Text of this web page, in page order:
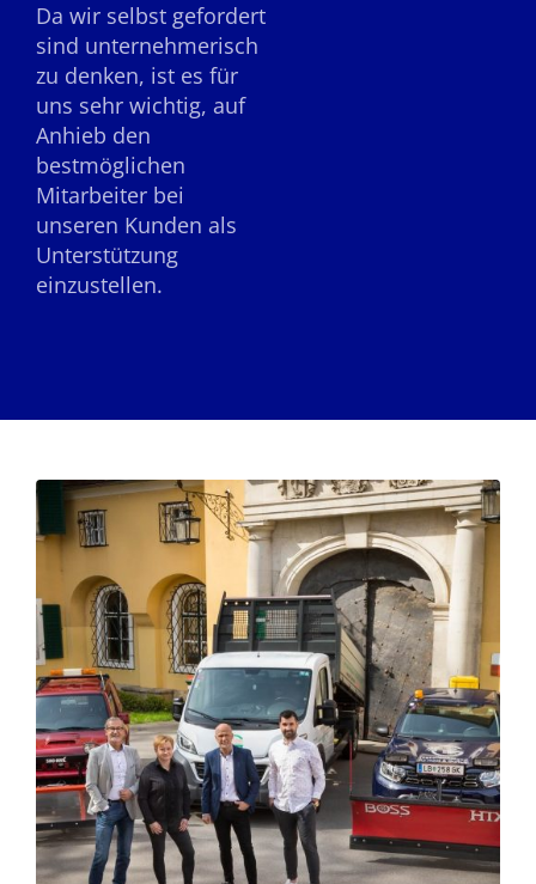
Da wir selbst gefordert
sind unternehmerisch
zu denken, ist es für
uns sehr wichtig, auf
Anhieb den
bestmöglichen
Mitarbeiter bei
unseren Kunden als
Unterstützung
einzustellen.